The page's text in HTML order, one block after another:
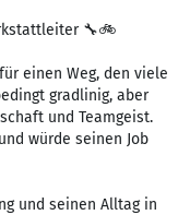
🔧🚲
einen Weg, den viele
gradlinig, aber
und Teamgeist.
würde seinen Job
und seinen Alltag in